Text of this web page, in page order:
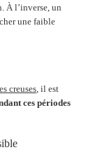
À l’inverse, un
une faible
creuses, il est
ces périodes